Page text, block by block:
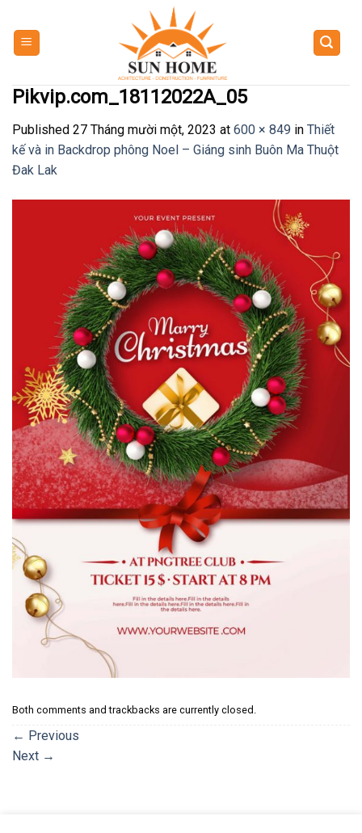
content
Pikvip.com_18112022A_05
Published 27 Tháng mười một, 2023 at 600 × 849 in Thiết
kế và in Backdrop phông Noel – Giáng sinh Buôn Ma Thuột
Đak Lak
Both comments and trackbacks are currently closed.
← Previous
Next →